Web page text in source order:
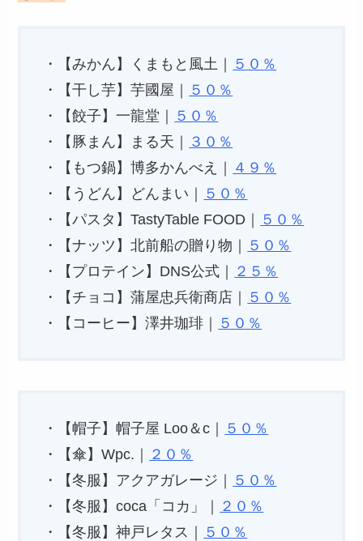
・【みかん】くまもと風土｜
５０％
・【干し芋】芋國屋｜
５０％
・【餃子】一龍堂｜
５０％
・【豚まん】まる天｜
３０％
・【もつ鍋】博多かんべえ｜
４９％
・【うどん】どんまい｜
５０％
・【パスタ】TastyTable FOOD｜
５０％
・【ナッツ】北前船の贈り物｜
５０％
・【プロテイン】DNS公式｜
２５％
・【チョコ】蒲屋忠兵衛商店｜
５０％
・【コーヒー】澤井珈琲｜
５０％
・【帽子】帽子屋 Loo＆c｜ ５０％
・【傘】Wpc.｜ ２０％
・【冬服】アクアガレージ｜ ５０％
・【冬服】coca「コカ」｜ ２０％
・【冬服】神戸レタス｜ ５０％